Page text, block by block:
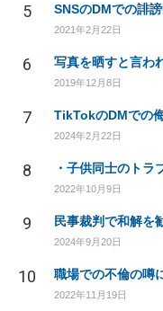
5 SNSのDMでの誹
2021年2月22日
6 写真を晒すと言わ
2019年12月8日
7 TikTokのDMでの
2024年2月22日
8
2022年10月9日
9
2024年9月20日
10 職場での不倫の噂
2022年11月19日